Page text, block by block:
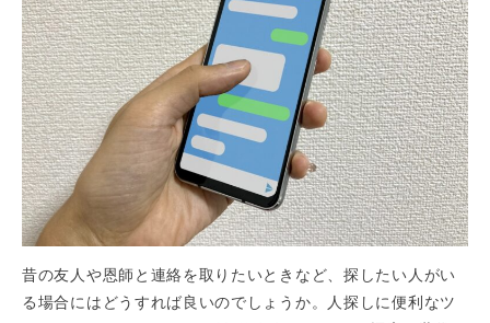
昔の友人や恩師と連絡を取りたいときなど、探したい人がい
る場合にはどうすれば良いのでしょうか。人探しに便利なツ